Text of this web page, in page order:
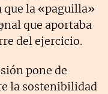
que la «paguilla»
que aportaba
del ejercicio.
pone de
la sostenibilidad